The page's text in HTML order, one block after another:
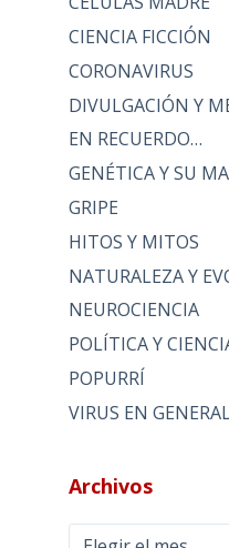
CIENCIA FICCIÓN
CORONAVIRUS
DIVULGACIÓN Y
EN RECUERDO…
GENÉTICA Y SU
GRIPE
HITOS Y MITOS
NATURALEZA Y
NEUROCIENCIA
POLÍTICA Y
POPURRÍ
VIRUS EN
Archivos
Archivos